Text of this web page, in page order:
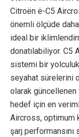
Citroën ë-C5
önemli ölçüde
ideal bir
donatılabiliyor. C5
sistemi bir yolculuk
seyahat sürelerini
olarak
hedef için en
Aircross, optimum
şarj performansını